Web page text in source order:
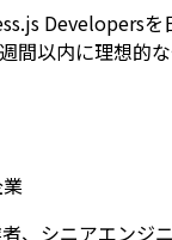
Developers
間以内に理想的
、シニアエンジ